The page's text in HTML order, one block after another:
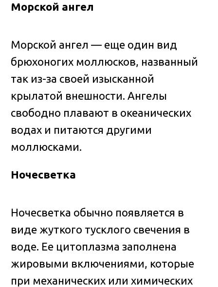
Морской ангел
Морской ангел — еще один вид
брюхоногих моллюсков, названный
так из-за своей изысканной
крылатой внешности. Ангелы
свободно плавают в океанических
водах и питаются другими
моллюсками.
Ночесветка
Ночесветка обычно появляется в
виде жуткого тусклого свечения в
воде. Ее цитоплазма заполнена
жировыми включениями, которые
при механических или химических